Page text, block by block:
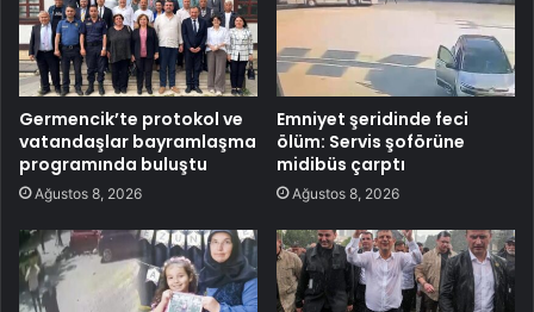
Germencik’te protokol ve
vatandaşlar bayramlaşma
programında buluştu
Ağustos 8, 2026
Emniyet şeridinde feci
ölüm: Servis şoförüne
midibüs çarptı
Ağustos 8, 2026